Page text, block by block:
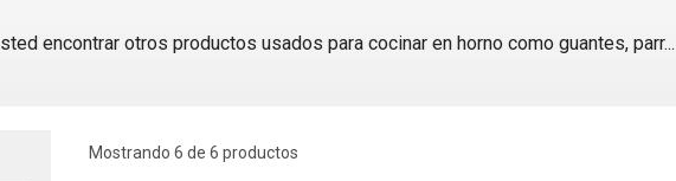
encontrar otros productos usados para cocinar en horno como guantes, parr...
Mostrando 6 de 6 productos